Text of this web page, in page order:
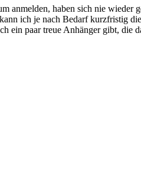
anmelden, haben sich nie wieder
ich je nach Bedarf kurzfristig
ein paar treue Anhänger gibt, die